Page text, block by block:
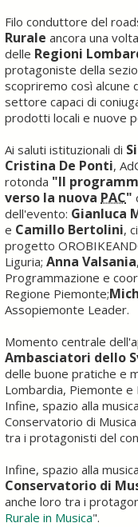
Filo conduttore del
Rurale ancora una
delle Regioni
protagoniste della
scopriremo così alcune
settore capaci di
prodotti locali e nuove
Ai saluti istituzionali di
Cristina De Ponti,
rotonda "Il
verso la nuova PAC"
dell'evento: Gianluca
e Camillo Bertolini,
progetto
Liguria; Anna Valsania
Programmazione e
Regione Piemonte;
Assopiemonte Leader.
Momento centrale
Ambasciatori dello
delle buone pratiche e
Lombardia, Piemonte e
Infine, spazio alla
Conservatorio di
tra i protagonisti del
Infine, spazio alla
Conservatorio di
anche loro tra i
Rurale in Musica".